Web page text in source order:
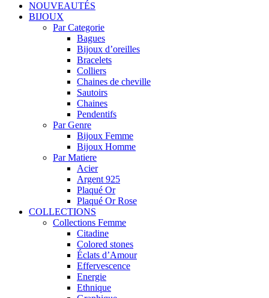
NOUVEAUTÉS
BIJOUX
Par Categorie
Bagues
Bijoux d’oreilles
Bracelets
Colliers
Chaines de cheville
Sautoirs
Chaines
Pendentifs
Par Genre
Bijoux Femme
Bijoux Homme
Par Matiere
Acier
Argent 925
Plaqué Or
Plaqué Or Rose
COLLECTIONS
Collections Femme
Citadine
Colored stones
Éclats d’Amour
Effervescence
Energie
Ethnique